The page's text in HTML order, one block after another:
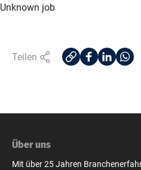
Unknown job
Teilen
Über uns
Mit über 25 Jahren